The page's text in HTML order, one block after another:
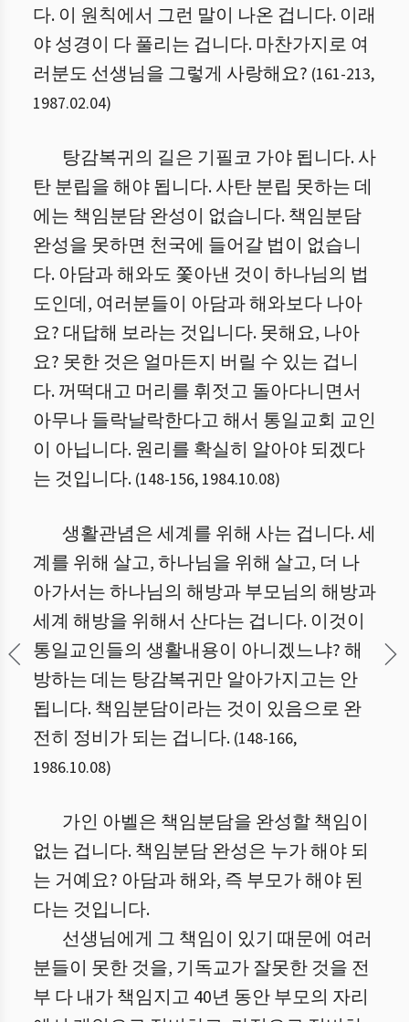
다. 이 원칙에서 그런 말이 나온 겁니다. 이래
야 성경이 다 풀리는 겁니다. 마찬가지로 여
러분도 선생님을 그렇게 사랑해요? (161-213,
1987.02.04)
탕감복귀의 길은 기필코 가야 됩니다. 사
탄 분립을 해야 됩니다. 사탄 분립 못하는 데
에는 책임분담 완성이 없습니다. 책임분담
완성을 못하면 천국에 들어갈 법이 없습니
다. 아담과 해와도 쫓아낸 것이 하나님의 법
도인데, 여러분들이 아담과 해와보다 나아
요? 대답해 보라는 것입니다. 못해요, 나아
요? 못한 것은 얼마든지 버릴 수 있는 겁니
다. 꺼떡대고 머리를 휘젓고 돌아다니면서
아무나 들락날락한다고 해서 통일교회 교인
이 아닙니다. 원리를 확실히 알아야 되겠다
는 것입니다. (148-156, 1984.10.08)
생활관념은 세계를 위해 사는 겁니다. 세
계를 위해 살고, 하나님을 위해 살고, 더 나
아가서는 하나님의 해방과 부모님의 해방과
세계 해방을 위해서 산다는 겁니다. 이것이
통일교인들의 생활내용이 아니겠느냐? 해
방하는 데는 탕감복귀만 알아가지고는 안
됩니다. 책임분담이라는 것이 있음으로 완
전히 정비가 되는 겁니다. (148-166,
1986.10.08)
가인 아벨은 책임분담을 완성할 책임이
없는 겁니다. 책임분담 완성은 누가 해야 되
는 거예요? 아담과 해와, 즉 부모가 해야 된
다는 것입니다.
선생님에게 그 책임이 있기 때문에 여러
분들이 못한 것을, 기독교가 잘못한 것을 전
부 다 내가 책임지고 40년 동안 부모의 자리